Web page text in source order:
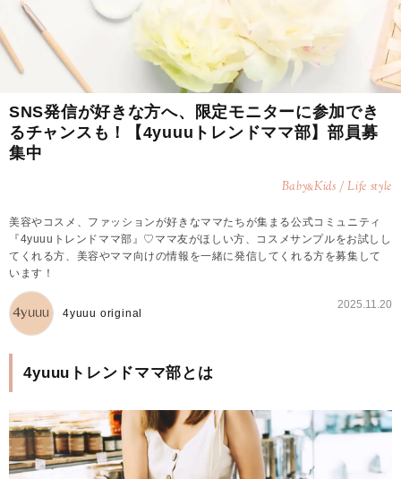
SNS発信が好きな方へ、限定モニターに参加でき
るチャンスも！【4yuuuトレンドママ部】部員募
集中
Baby&Kids / Life style
美容やコスメ、ファッションが好きなママたちが集まる公式コミュニティ
『4yuuuトレンドママ部』♡ママ友がほしい方、コスメサンプルをお試しし
てくれる方、美容やママ向けの情報を一緒に発信してくれる方を募集して
います！
4yuuu original
2025.11.20
4yuuuトレンドママ部とは